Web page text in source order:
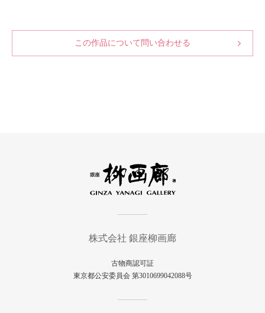
この作品について問い合わせる
株式会社 銀座柳画廊
古物商認可証
東京都公安委員会 第3010699042088号